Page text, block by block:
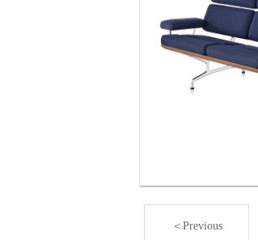
＜Previous